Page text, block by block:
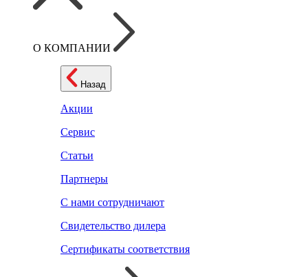
О КОМПАНИИ
Назад
Акции
Сервис
Статьи
Партнеры
С нами сотрудничают
Свидетельство дилера
Сертификаты соответствия